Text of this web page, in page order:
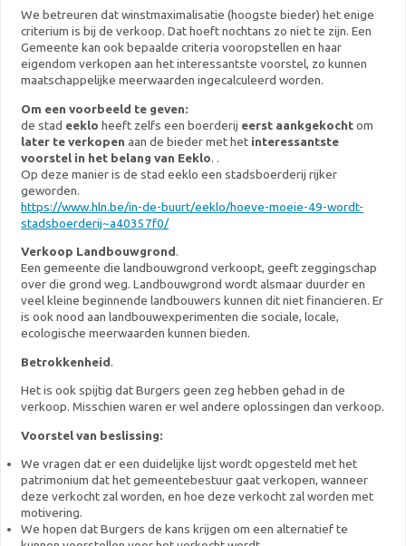
We betreuren dat winstmaximalisatie (hoogste bieder) het enige
criterium is bij de verkoop. Dat hoeft nochtans zo niet te zijn. Een
Gemeente kan ook bepaalde criteria vooropstellen en haar
eigendom verkopen aan het interessantste voorstel, zo kunnen
maatschappelijke meerwaarden ingecalculeerd worden.
Om een voorbeeld te geven:
de stad eeklo heeft zelfs een boerderij eerst aankgekochtom
later te verkopen aan de bieder met het interessantste
voorstel in het belang van Eeklo. .
Op deze manier is de stad eeklo een stadsboerderij rijker
geworden.
https://www.hln.be/in-de-buurt/eeklo/hoeve-moeie-49-wordt-
stadsboerderij~a40357f0/
Verkoop Landbouwgrond.
Een gemeente die landbouwgrond verkoopt, geeft zeggingschap
over die grond weg. Landbouwgrond wordt alsmaar duurder en
veel kleine beginnende landbouwers kunnen dit niet financieren. Er
is ook nood aan landbouwexperimenten die sociale, locale,
ecologische meerwaarden kunnen bieden.
Betrokkenheid.
Het is ook spijtig dat Burgers geen zeg hebben gehad in de
verkoop. Misschien waren er wel andere oplossingen dan verkoop.
Voorstel van beslissing:
We vragen dat er een duidelijke lijst wordt opgesteld met het
patrimonium dat het gemeentebestuur gaat verkopen, wanneer
deze verkocht zal worden, en hoe deze verkocht zal worden met
motivering.
We hopen dat Burgers de kans krijgen om een alternatief te